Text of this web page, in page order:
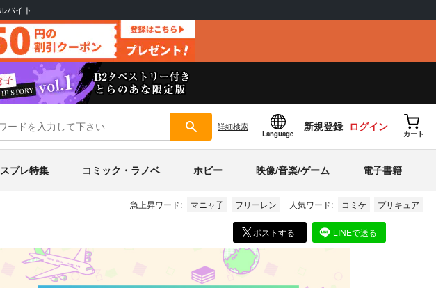
バイト
詳細検索
Language
新規登録 ログイン
カート
プレ特集 コミック・ラノベ ホビー 映像/音楽/ゲーム 電子書籍
急上昇ワード: マニャ子 フリーレン 人気ワード: コミケ プリキュア
ポストする LINEで送る